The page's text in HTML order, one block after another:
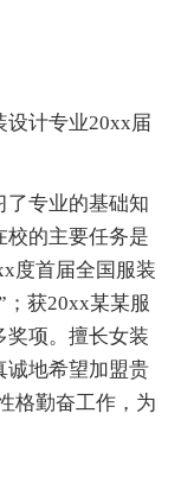
计专业20xx届
专业的基础知
校的主要任务是
度首届全国服装
获20xx某某服
奖项。擅长女装
诚地希望加盟贵
格勤奋工作，为